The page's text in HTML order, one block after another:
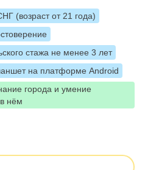
(возраст от 21 года)
стажа не менее 3 лет
на платформе Android
города и умение
нём